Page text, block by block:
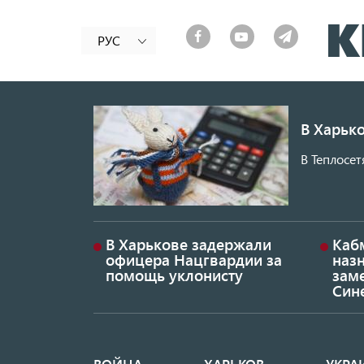
РУС
В
В
В Харькове задержали
офицера Нацгвардии за
помощь уклонисту